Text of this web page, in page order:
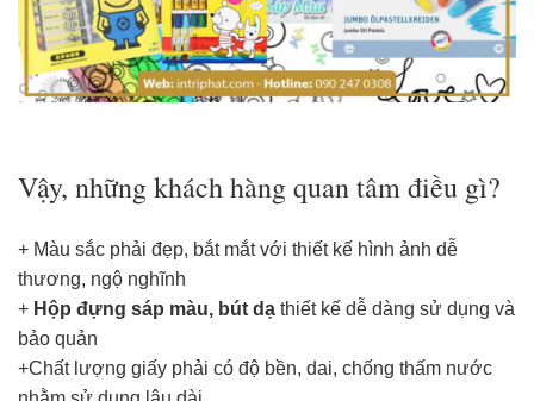
Vậy, những khách hàng quan tâm điều gì?
+ Màu sắc phải đẹp, bắt mắt với thiết kế hình ảnh dễ
thương, ngộ nghĩnh
+ Hộp đựng sáp màu, bút dạ thiết kế dễ dàng sử dụng và
bảo quản
+Chất lượng giấy phải có độ bền, dai, chống thấm nước